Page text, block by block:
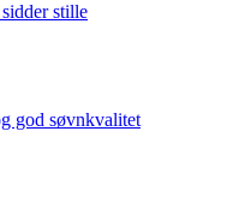
stille
god søvnkvalitet